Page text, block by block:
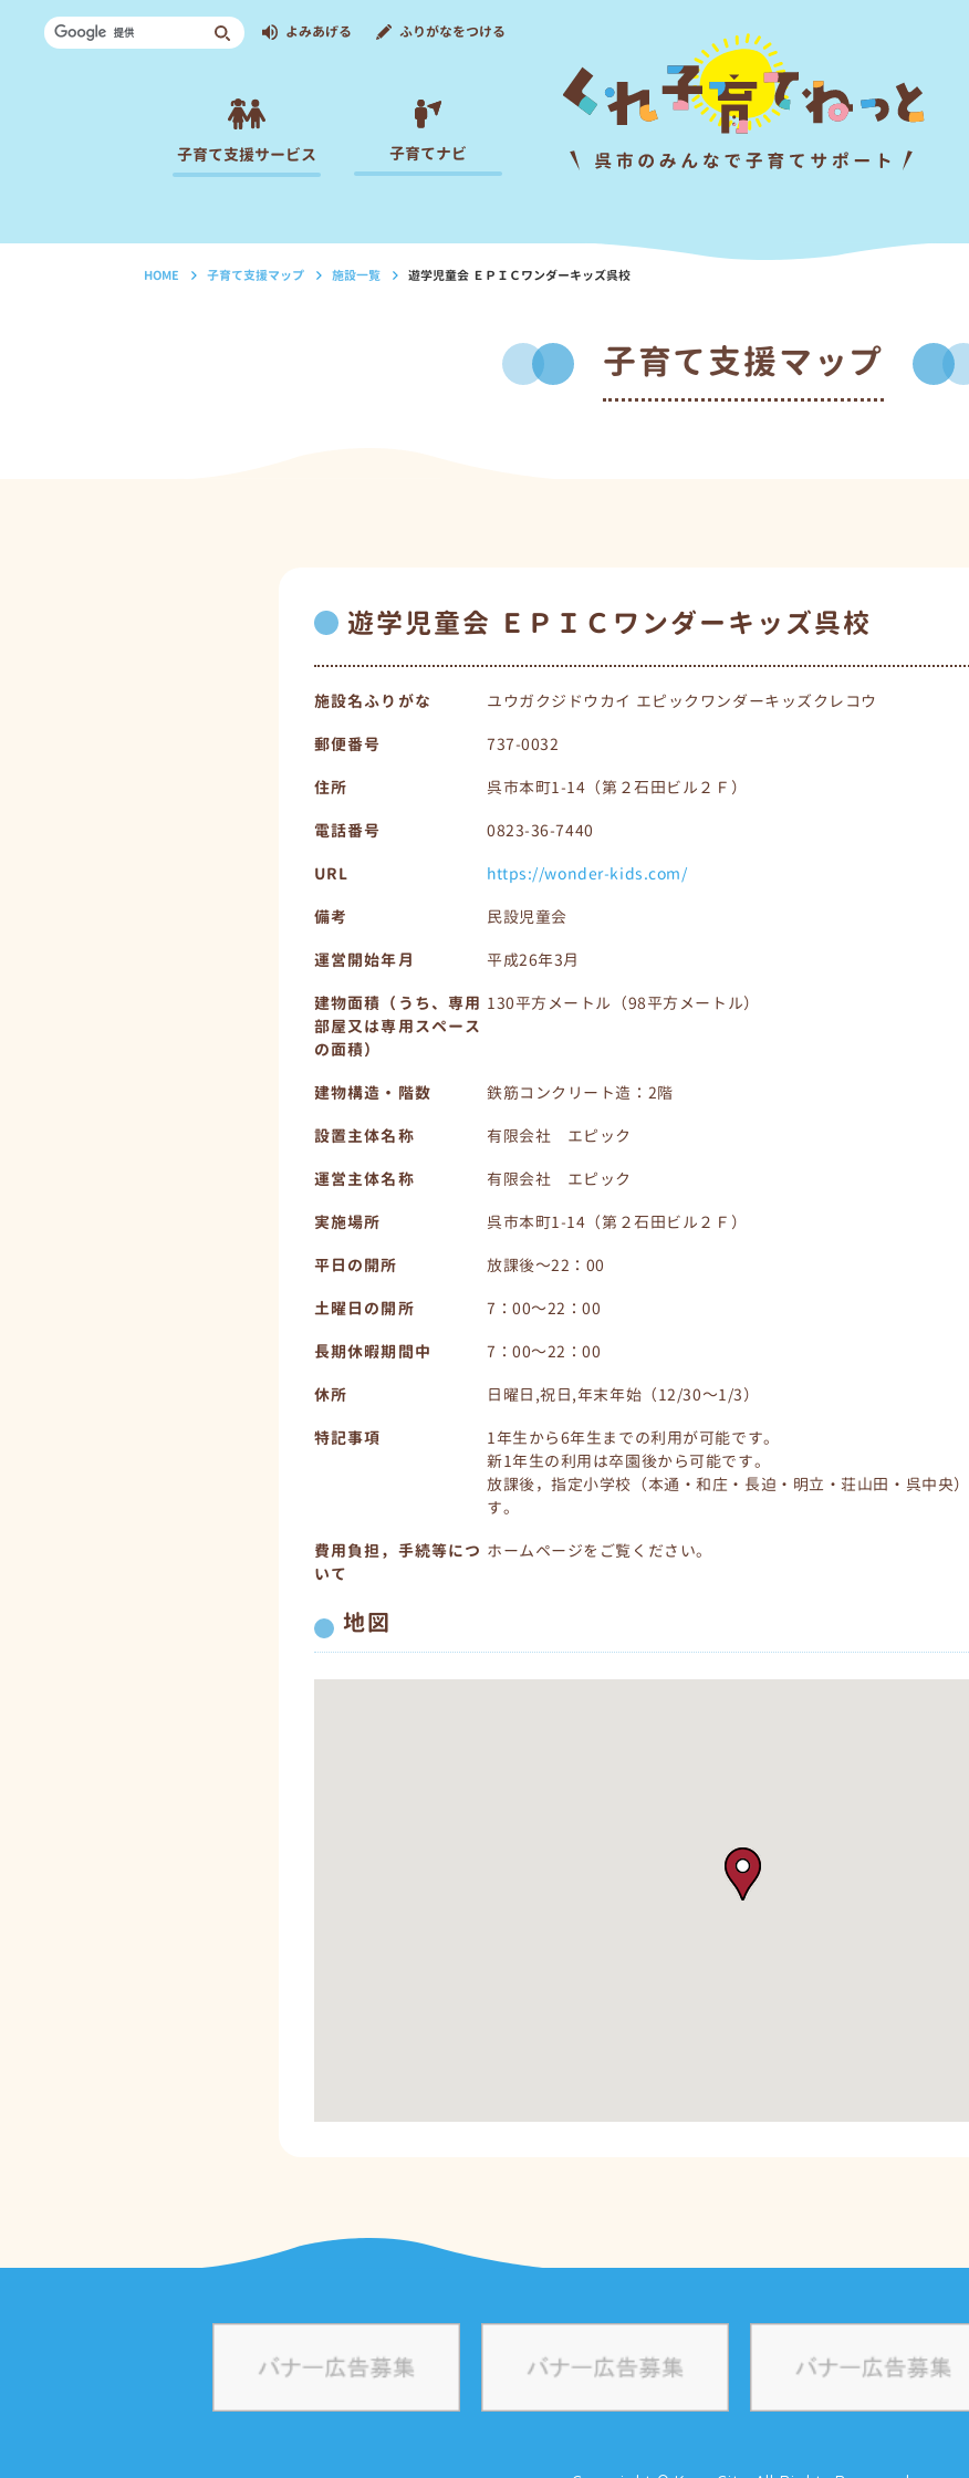
よみあげる ふりがなをつける
子育て支援サービス 子育てナビ
HOME 子育て支援マップ 施設一覧 遊学児童会 ＥＰＩＣワンダーキッズ呉校
子育て支援マップ
遊学児童会 ＥＰＩＣワンダーキッズ呉校
施設名ふりがな ユウガクジドウカイ エピックワンダーキッズクレコウ
郵便番号 737-0032
住所 呉市本町1-14（第２石田ビル２Ｆ）
電話番号 0823-36-7440
URL https://wonder-kids.com/
備考 民設児童会
運営開始年月 平成26年3月
建物面積（うち、専用
部屋又は専用スペース
の面積）
130平方メートル（98平方メートル）
建物構造・階数 鉄筋コンクリート造：2階
設置主体名称 有限会社 エピック
運営主体名称 有限会社 エピック
実施場所 呉市本町1-14（第２石田ビル２Ｆ）
平日の開所 放課後～22：00
土曜日の開所 7：00～22：00
長期休暇期間中 7：00～22：00
休所 日曜日,祝日,年末年始（12/30～1/3）
特記事項
1年生から6年生までの利用が可能です。
新1年生の利用は卒園後から可能です。
放課後，指定小学校（本通・和庄・長迫・明立・荘山田・呉中央
す。
費用負担，手続等につ
いて
ホームページをご覧ください。
地図